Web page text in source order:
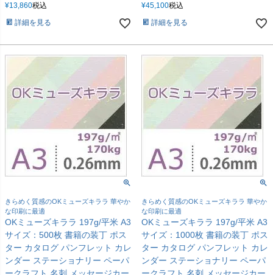
¥13,860税込
詳細を見る
¥45,100税込
詳細を見る
きらめく質感のOKミューズキララ 華やか
な印刷に最適
OKミューズキララ 197g/平米 A3
サイズ：500枚 書籍の装丁 ポス
ター カタログ パンフレット カレ
ンダー ステーショナリー ペーパ
ークラフト 名刺 メッセージカー
きらめく質感のOKミューズキララ 華やか
な印刷に最適
OKミューズキララ 197g/平米 A3
サイズ：1000枚 書籍の装丁 ポス
ター カタログ パンフレット カレ
ンダー ステーショナリー ペーパ
ークラフト 名刺 メッセージカー